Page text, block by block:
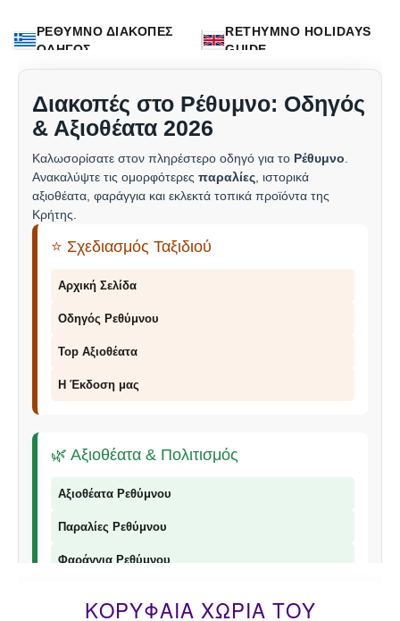
ΡΕΘΥΜΝΟ ΔΙΑΚΟΠΕΣ
ΟΔΗΓΟΣ
RETHYMNO HOLIDAYS
GUIDE
Διακοπές στο Ρέθυμνο: Οδηγός
& Αξιοθέατα 2026
Καλωσορίσατε στον πληρέστερο οδηγό για το Ρέθυμνο
Ανακαλύψτε τις ομορφότερες παραλίες , ιστορικά
αξιοθέατα, φαράγγια και εκλεκτά τοπικά προϊόντα της
Κρήτης.
⭐ Σχεδιασμός Ταξιδιού
Αρχική Σελίδα
Οδηγός Ρεθύμνου
Top Αξιοθέατα
Η Έκδοση μας
🌿 Αξιοθέατα & Πολιτισμός
Αξιοθέατα Ρεθύμνου
Παραλίες Ρεθύμνου
Φαράγγια Ρεθύμνου
ΚΟΡΥΦΑΊΑ ΧΩΡΙΆ ΤΟΥ